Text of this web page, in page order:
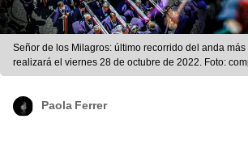
Señor de los Milagros: último recorrido del anda
realizará el viernes 28 de octubre de 2022. Foto:
Cardoso/LR/Rodrigo Talavera/LR
Paola Ferrer